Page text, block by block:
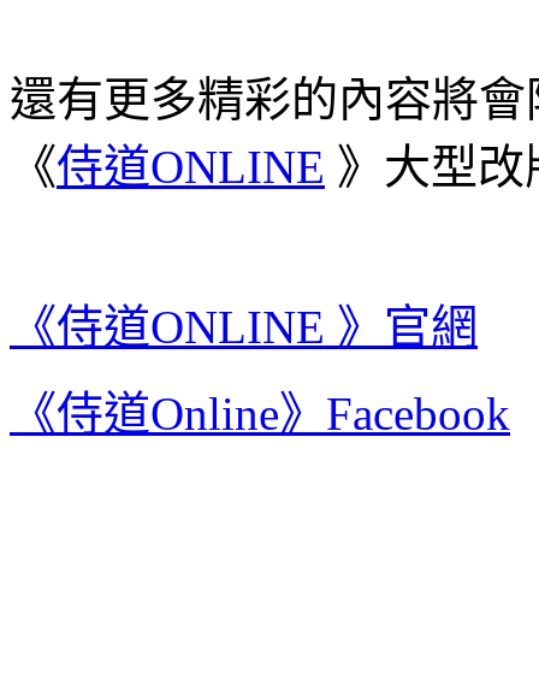
還有更多精彩的內容將
《侍道ONLINE 》大型
《侍道ONLINE 》 官網
《侍道Online》 Facebook